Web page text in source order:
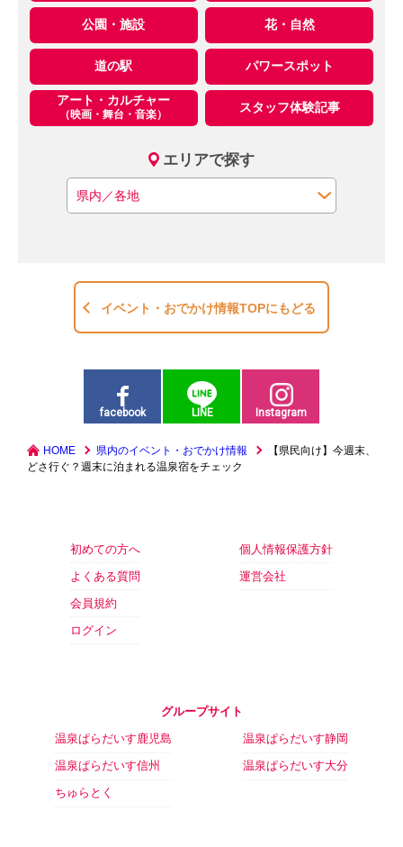
公園・施設 花・自然
道の駅 パワースポット
アート・カルチャー
（映画・舞台・音楽） スタッフ体験記事
エリアで探す
イベント・おでかけ情報TOPにもどる
facebook LINE Instagram
HOME 県内のイベント・おでかけ情報
【県民向け】今週末、
どさ行ぐ？週末に泊まれる温泉宿をチェック
初めての方へ
よくある質問
会員規約
ログイン
個人情報保護方針
運営会社
グループサイト
温泉ぱらだいす鹿児島
温泉ぱらだいす信州
ちゅらとく
温泉ぱらだいす静岡
温泉ぱらだいす大分